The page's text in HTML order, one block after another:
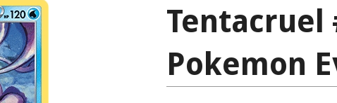
Tentacruel
Pokemon